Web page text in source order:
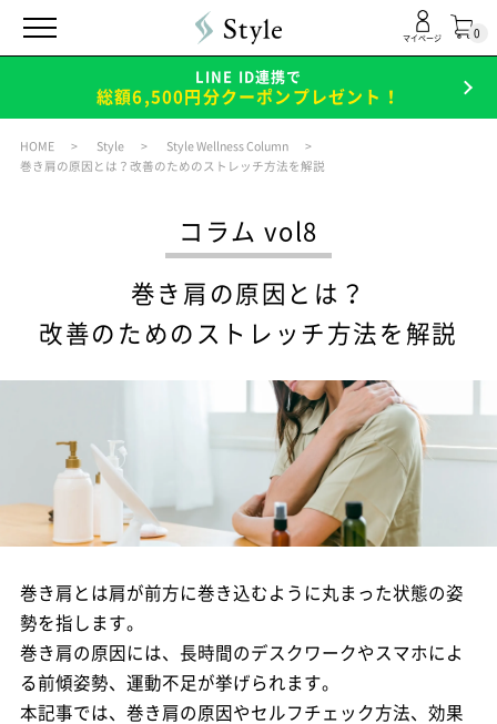
0
マイページ
LINE ID連携で
総額6,500円分クーポンプレゼント！
HOME Style
Style Wellness Column
巻き肩の原因とは？改善のためのストレッチ方法を解説
コラム vol8
巻き肩の原因とは？
改善のためのストレッチ方法を解説
巻き肩とは肩が前方に巻き込むように丸まった状態の姿
勢を指します。
巻き肩の原因には、長時間のデスクワークやスマホによ
る前傾姿勢、運動不足が挙げられます。
本記事では、巻き肩の原因やセルフチェック方法、効果